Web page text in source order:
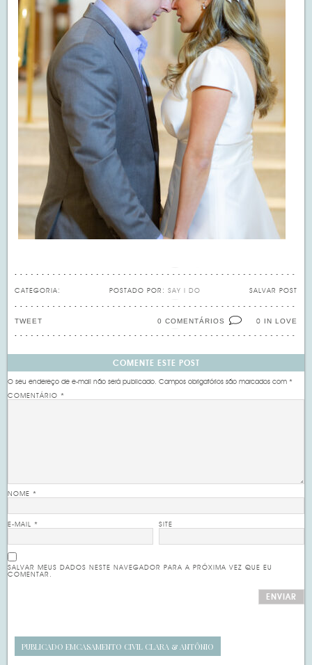
CATEGORIA: SALVAR POST
POSTADO POR: SAY I DO
0 IN LOVE
0 COMENTÁRIOS
TWEET
COMENTE ESTE POST
O seu endereço de e-mail não será publicado. Campos obrigatórios são marcados com*
COMENTÁRIO*
NOME*
E-MAIL* SITE
SALVAR MEUS DADOS NESTE NAVEGADOR PARA A PRÓXIMA VEZ QUE EU
COMENTAR.
PUBLICADO EMCASAMENTO CIVIL CLARA & ANTÔNIO